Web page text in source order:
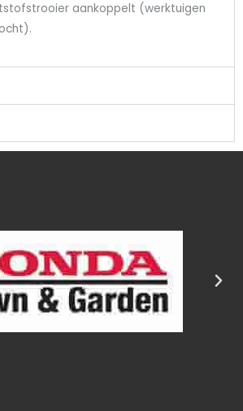
aankoppelt (werktuigen